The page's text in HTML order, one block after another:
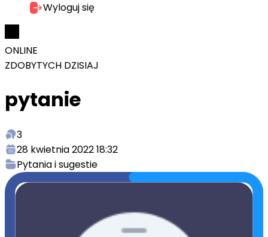
Wyloguj się
ONLINE
ZDOBYTYCH DZISIAJ
pytanie
3
28 kwietnia 2022 18:32
Pytania i sugestie